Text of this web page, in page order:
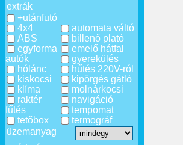
extrák
+utánfutó
4x4
ABS
egyforma
autók
hólánc
kiskocsi
klíma
raktér
fűtés
tetőbox
automata váltó
billenő plató
emelő hátfal
gyerekülés
hűtés 220V-ról
kipörgés gátló
molnárkocsi
navigáció
tempomat
termográf
üzemanyag